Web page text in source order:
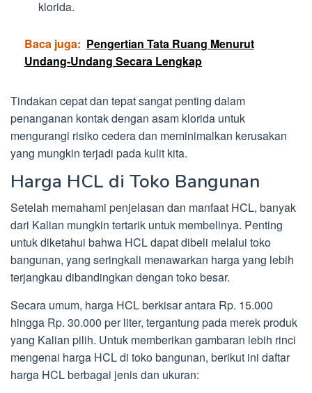
klorida.
Baca juga: Pengertian Tata Ruang Menurut
Undang-Undang Secara Lengkap
Tindakan cepat dan tepat sangat penting dalam
penanganan kontak dengan asam klorida untuk
mengurangi risiko cedera dan meminimalkan kerusakan
yang mungkin terjadi pada kulit kita.
Harga HCL di Toko Bangunan
Setelah memahami penjelasan dan manfaat HCL, banyak
dari Kalian mungkin tertarik untuk membelinya. Penting
untuk diketahui bahwa HCL dapat dibeli melalui toko
bangunan, yang seringkali menawarkan harga yang lebih
terjangkau dibandingkan dengan toko besar.
Secara umum, harga HCL berkisar antara Rp. 15.000
hingga Rp. 30.000 per liter, tergantung pada merek produk
yang Kalian pilih. Untuk memberikan gambaran lebih rinci
mengenai harga HCL di toko bangunan, berikut ini daftar
harga HCL berbagai jenis dan ukuran: